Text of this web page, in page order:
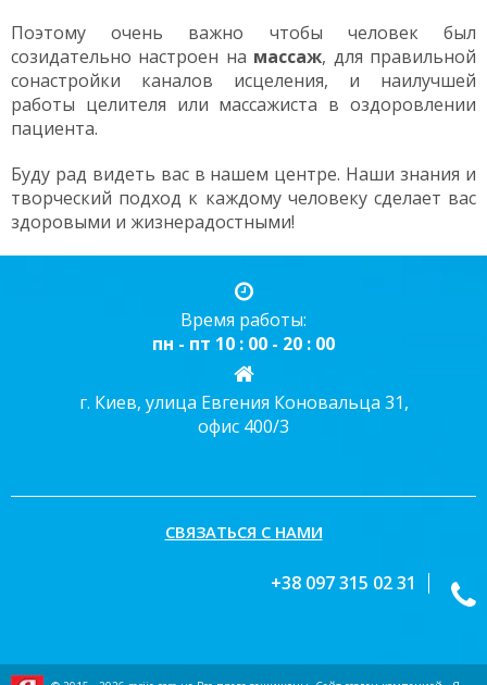
Поэтому очень важно чтобы человек был
созидательно настроен на массаж, для правильной
сонастройки каналов исцеления, и наилучшей
работы целителя или массажиста в оздоровлении
пациента.
Буду рад видеть вас в нашем центре. Наши знания и
творческий подход к каждому человеку сделает вас
здоровыми и жизнерадостными!
Время работы:
пн - пт 10 : 00 - 20 : 00
г. Киев, улица Евгения Коновальца 31,
офис 400/3
СВЯЗАТЬСЯ С НАМИ
+38 097 315 02 31